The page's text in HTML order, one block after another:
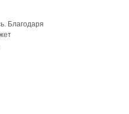
Благодаря